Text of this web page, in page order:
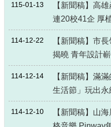
115-01-13
【新聞稿】高
連20校41企 厚
114-12-22
【新聞稿】市
揭曉 青年設計
114-12-14
【新聞稿】滿
生活節」玩出
114-12-10
【新聞稿】山